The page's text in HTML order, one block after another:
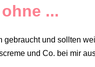
...
und sollten
und Co. bei mir